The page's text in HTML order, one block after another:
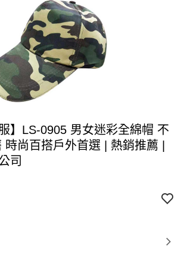
】LS-0905 男女迷彩全綿帽 不
時尚百搭戶外首選 | 熱銷推薦 |
司